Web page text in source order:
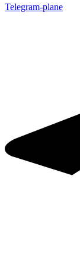
Telegram-plane